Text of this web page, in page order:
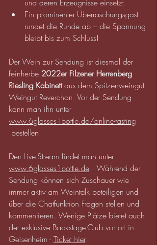
und deren Erzeugnisse einsetzt.
Ein prominenter Überraschungsgast
rundet die Runde ab – die Spannung
bleibt bis zum Schluss!
Der Wein zur Sendung ist diesmal der
feinherbe 2022er Filzener Herrenberg
Riesling Kabinett aus dem Spitzenweingut
Weingut Reverchon. Vor der Sendung
kann man ihn unter
www.6glasses1bottle.de/online-tasting
bestellen.
Den Live-Stream findet man unter
www.6glasses1bottle.de . Während der
Sendung können sich Zuschauer wie
immer aktiv am Weintalk beteiligen und
über die Chatfunktion Fragen stellen und
kommentieren. Wenige Plätze bietet auch
der exklusive Backstage-Club vor ort in
Geisenheim - Ticket hier.